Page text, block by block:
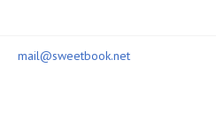
mail@sweetbook.net